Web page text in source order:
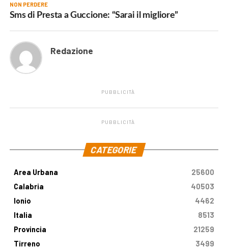
NON PERDERE
Sms di Presta a Guccione: “Sarai il migliore”
Redazione
PUBBLICITÀ
PUBBLICITÀ
CATEGORIE
Area Urbana
25600
Calabria
40503
Ionio
4462
Italia
8513
Provincia
21259
Tirreno
3499